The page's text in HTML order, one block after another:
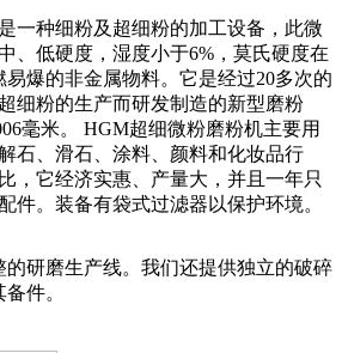
一种细粉及超细粉的加工设备，此微
、低硬度，湿度小于6%，莫氏硬度在
易爆的非金属物料。它是经过20多次的
细粉的生产而研发制造的新型磨粉
毫米。 HGM超细微粉磨粉机主要用
石、滑石、涂料、颜料和化妆品行
，它经济实惠、产量大，并且一年只
件。装备有袋式过滤器以保护环境。
研磨生产线。我们还提供独立的破碎
件。